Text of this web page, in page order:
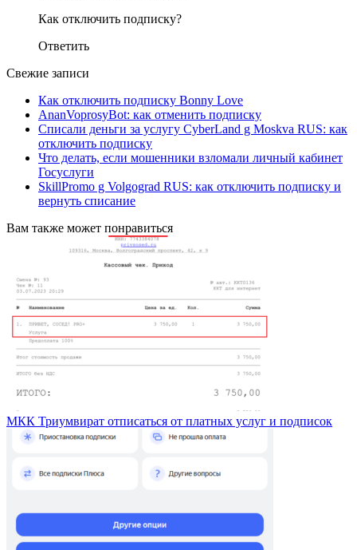
Как отключить подписку?
Ответить
Свежие записи
Как отключить подписку Bonny Love
AnanVoprosyBot: как отменить подписку
Списали деньги за услугу CyberLand g Moskva RUS: как
отключить подписку
Что делать, если мошенники взломали личный кабинет
Госуслуги
SkillPromo g Volgograd RUS: как отключить подписку и
вернуть списание
Вам также может понравиться
МКК Триумвират отписаться от платных услуг и подписок